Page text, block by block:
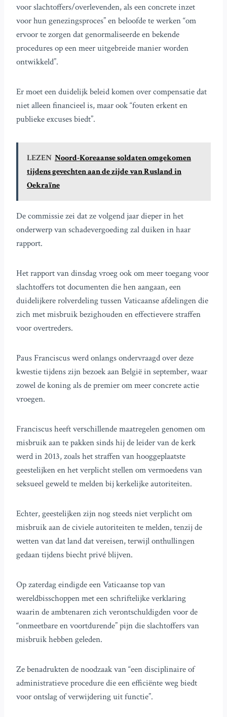
voor slachtoffers/overlevenden, als een concrete inzet
voor hun genezingsproces” en beloofde te werken “om
ervoor te zorgen dat genormaliseerde en bekende
procedures op een meer uitgebreide manier worden
ontwikkeld”.
Er moet een duidelijk beleid komen over compensatie dat
niet alleen financieel is, maar ook “fouten erkent en
publieke excuses biedt”.
LEZEN Noord-Koreaanse soldaten omgekomen
tijdens gevechten aan de zijde van Rusland in
Oekraïne
De commissie zei dat ze volgend jaar dieper in het
onderwerp van schadevergoeding zal duiken in haar
rapport.
Het rapport van dinsdag vroeg ook om meer toegang voor
slachtoffers tot documenten die hen aangaan, een
duidelijkere rolverdeling tussen Vaticaanse afdelingen die
zich met misbruik bezighouden en effectievere straffen
voor overtreders.
Paus Franciscus werd onlangs ondervraagd over deze
kwestie tijdens zijn bezoek aan België in september, waar
zowel de koning als de premier om meer concrete actie
vroegen.
Franciscus heeft verschillende maatregelen genomen om
misbruik aan te pakken sinds hij de leider van de kerk
werd in 2013, zoals het straffen van hooggeplaatste
geestelijken en het verplicht stellen om vermoedens van
seksueel geweld te melden bij kerkelijke autoriteiten.
Echter, geestelijken zijn nog steeds niet verplicht om
misbruik aan de civiele autoriteiten te melden, tenzij de
wetten van dat land dat vereisen, terwijl onthullingen
gedaan tijdens biecht privé blijven.
Op zaterdag eindigde een Vaticaanse top van
wereldbisschoppen met een schriftelijke verklaring
waarin de ambtenaren zich verontschuldigden voor de
“onmeetbare en voortdurende” pijn die slachtoffers van
misbruik hebben geleden.
Ze benadrukten de noodzaak van “een disciplinaire of
administratieve procedure die een efficiënte weg biedt
voor ontslag of verwijdering uit functie”.